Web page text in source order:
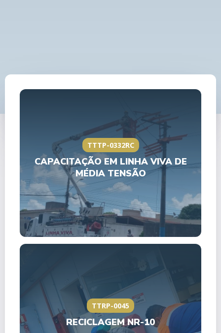
TTTP-0332RC
CAPACITAÇÃO EM LINHA VIVA DE
MÉDIA TENSÃO
TTRP-0045
RECICLAGEM NR-10